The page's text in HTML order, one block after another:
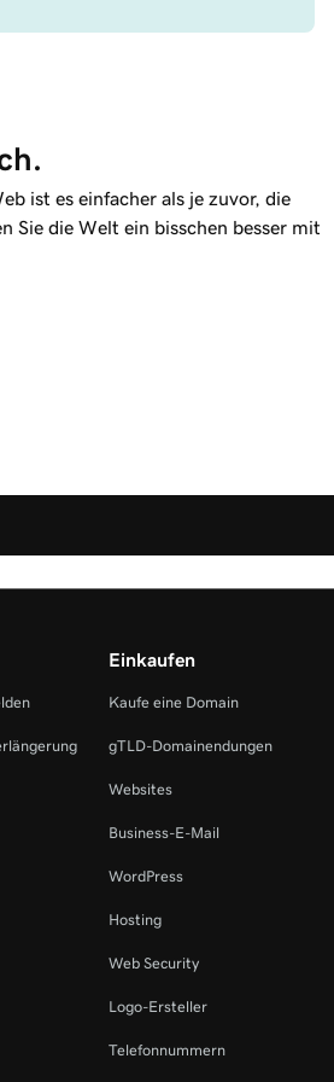
ist es einfacher als je zuvor, die
Sie die Welt ein bisschen besser mit
Einkaufen
Kaufe eine Domain
gTLD-Domainendungen
Websites
Business-E-Mail
WordPress
Hosting
Web Security
Logo-Ersteller
Telefonnummern